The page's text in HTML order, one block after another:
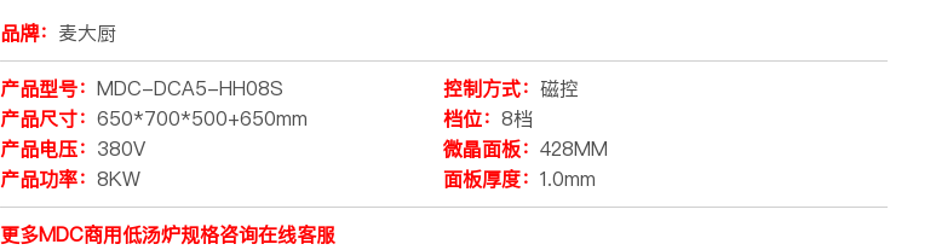
品牌： 麦大厨
产品型号： MDC-DCA5-HH08S
产品尺寸： 650*700*500+650mm
产品电压： 380V
产品功率： 8KW
控制方式：磁控
档位：8档
微晶面板：428MM
面板厚度：1.0mm
更多MDC商用低汤炉规格咨询在线客服